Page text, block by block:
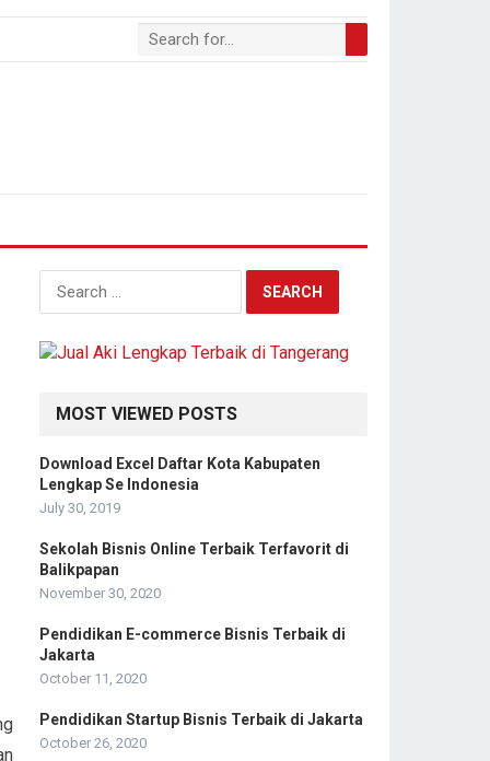
r
r
MOST VIEWED POSTS
Download Excel Daftar Kota Kabupaten
Lengkap Se Indonesia
July 30, 2019
Sekolah Bisnis Online Terbaik Terfavorit di
Balikpapan
November 30, 2020
Pendidikan E-commerce Bisnis Terbaik di
Jakarta
October 11, 2020
Pendidikan Startup Bisnis Terbaik di Jakarta
October 26, 2020